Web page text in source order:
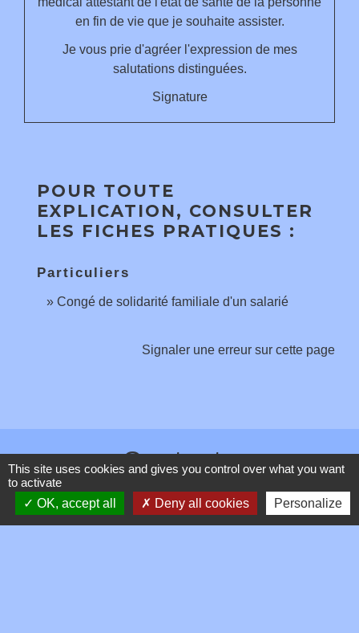
en fin de vie que je souhaite assister.
Je vous prie d'agréer l'expression de mes
salutations distinguées.
Signature
POUR TOUTE
EXPLICATION, CONSULTER
LES FICHES PRATIQUES :
Particuliers
Congé de solidarité familiale d'un salarié
Signaler une erreur sur cette page
Contacts
Commune de Toussieux
346, Route du Morbier
This site uses cookies and gives you control over what you want
to activate
OK, accept all
Deny all cookies Personalize